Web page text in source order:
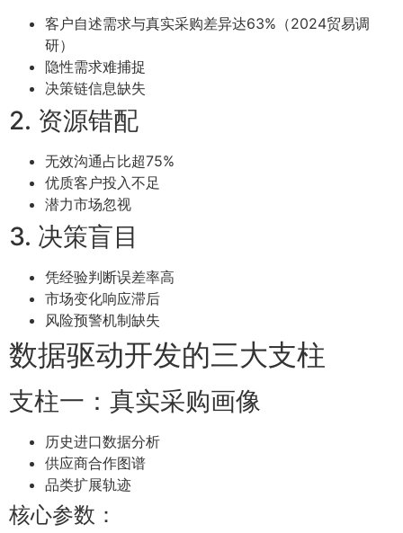
客户自述需求与真实采购差异达63%（2024贸易调
研）
隐性需求难捕捉
决策链信息缺失
2. 资源错配
无效沟通占比超75%
优质客户投入不足
潜力市场忽视
3. 决策盲目
凭经验判断误差率高
市场变化响应滞后
风险预警机制缺失
数据驱动开发的三大支柱
支柱一：真实采购画像
历史进口数据分析
供应商合作图谱
品类扩展轨迹
核心参数：